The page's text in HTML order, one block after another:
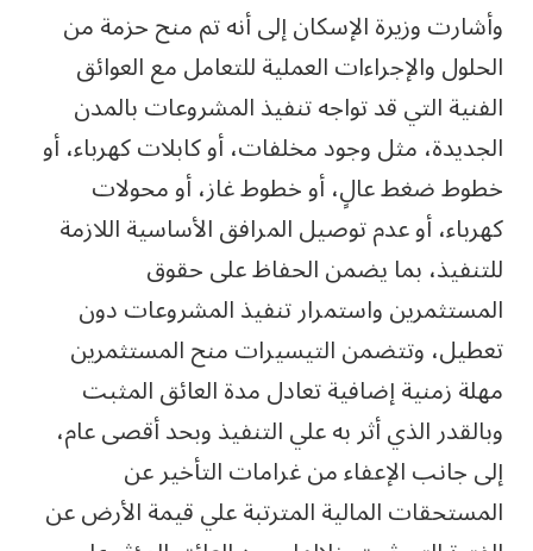
وأشارت وزيرة الإسكان إلى أنه تم منح حزمة من
الحلول والإجراءات العملية للتعامل مع العوائق
الفنية التي قد تواجه تنفيذ المشروعات بالمدن
الجديدة، مثل وجود مخلفات، أو كابلات كهرباء، أو
خطوط ضغط عالٍ، أو خطوط غاز، أو محولات
كهرباء، أو عدم توصيل المرافق الأساسية اللازمة
للتنفيذ، بما يضمن الحفاظ على حقوق
المستثمرين واستمرار تنفيذ المشروعات دون
تعطيل، وتتضمن التيسيرات منح المستثمرين
مهلة زمنية إضافية تعادل مدة العائق المثبت
وبالقدر الذي أثر به علي التنفيذ وبحد أقصى عام،
إلى جانب الإعفاء من غرامات التأخير عن
المستحقات المالية المترتبة علي قيمة الأرض عن